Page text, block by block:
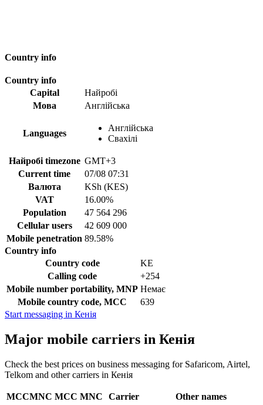
Country info
Country info
Capital
Найробі
Мова
Англійська
Languages
Англійська
Свахілі
Найробі timezone GMT+3
Current time
07/08 07:31
Валюта
KSh (KES)
VAT
16.00%
Population
47 564 296
Cellular users
42 609 000
Mobile penetration 89.58%
Country info
Country code
KE
Calling code
+254
Mobile number portability, MNP Немає
Mobile country code, MCC
639
Start messaging in Кенія
Major mobile carriers in Кенія
Check the best prices on business messaging for Safaricom, Airtel,
Telkom and other carriers in Кенія
MCCMNC MCC MNC Carrier Other names